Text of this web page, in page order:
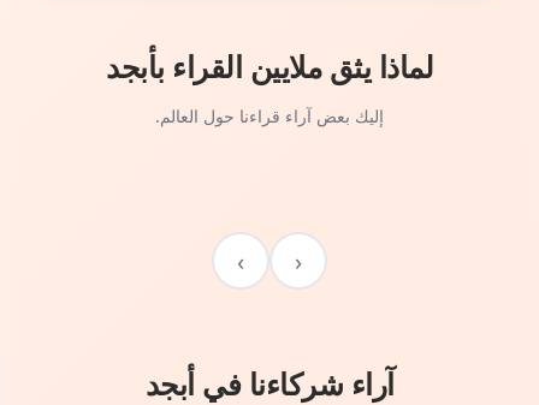
لماذا يثق ملايين القراء بأبجد
إليك بعض آراء قراءنا حول العالم.
‹
›
آراء شركاءنا في أبجد